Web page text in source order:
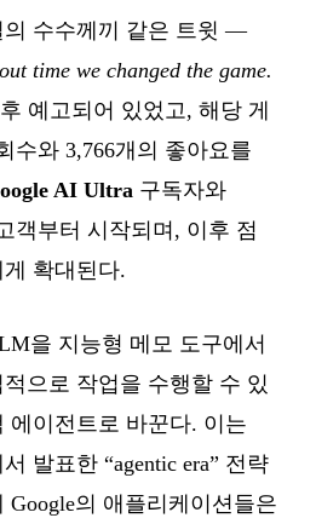
의 수수께끼 같은 트윗 —
time we changed the game.
예고되어 있었고, 해당 게
수와 3,766개의 좋아요를
AI Ultra 구독자와
객부터 시작되며, 이후 점
확대된다.
을 지능형 메모 도구에서
으로 작업을 수행할 수 있
에이전트로 바꾼다. 이는
발표한 “agentic era” 전략
Google의 애플리케이션들은